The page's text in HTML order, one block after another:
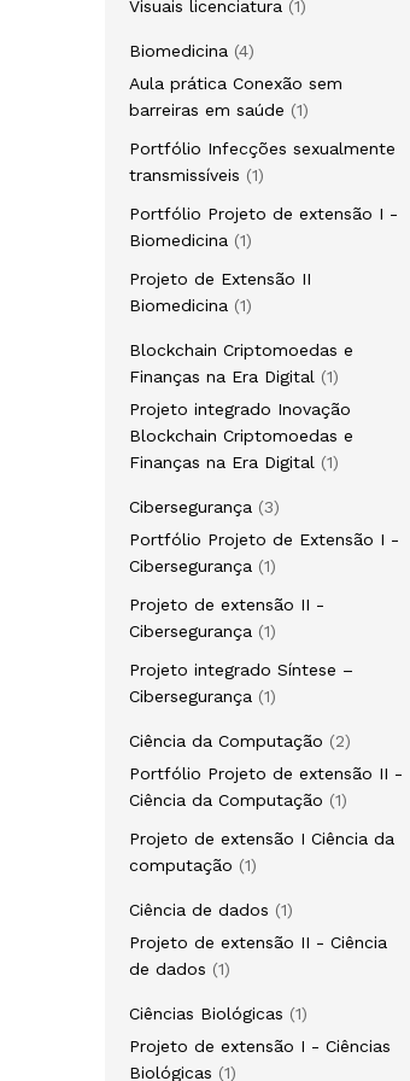
Visuais licenciatura 11
Biomedicina
44
produtos
Aula prática Conexão sem
barreiras em saúde
11
Portfólio Infecções sexualmente
transmissíveis
11
Portfólio Projeto de extensão I -
Biomedicina
11
Projeto de Extensão II
Biomedicina
11
Blockchain Criptomoedas e
Finanças na Era Digital
11
produto
Projeto integrado Inovação
Blockchain Criptomoedas e
Finanças na Era Digital
11
Cibersegurança
33
produtos
Portfólio Projeto de Extensão I -
Cibersegurança
11
Projeto de extensão II -
Cibersegurança
11
Projeto integrado Síntese –
Cibersegurança
11
Ciência da Computação
22
produtos
Portfólio Projeto de extensão II -
Ciência da Computação
11
Projeto de extensão I Ciência da
computação
11
Ciência de dados
11
produto
Projeto de extensão II - Ciência
de dados
11
Ciências Biológicas
11
produto
Projeto de extensão I - Ciências
Biológicas
11